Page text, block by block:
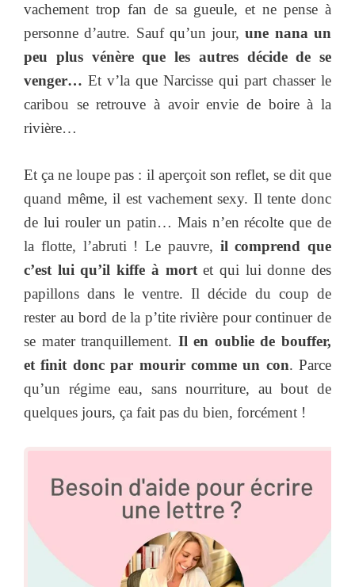
vachement trop fan de sa gueule, et ne pense à
personne d’autre. Sauf qu’un jour,une nana un
peu plus vénère que les autres décide de se
venger… Et v’la que Narcisse qui part chasser le
caribou se retrouve à avoir envie de boire à la
rivière…
Et ça ne loupe pas : il aperçoit son reflet, se dit que
quand même, il est vachement sexy. Il tente donc
de lui rouler un patin… Mais n’en récolte que de
la flotte, l’abruti ! Le pauvre, il comprend que
c’est lui qu’il kiffe à mortet qui lui donne des
papillons dans le ventre. Il décide du coup de
rester au bord de la p’tite rivière pour continuer de
se mater tranquillement. Il en oublie de bouffer,
et finit donc par mourir comme un con. Parce
qu’un régime eau, sans nourriture, au bout de
quelques jours, ça fait pas du bien, forcément !